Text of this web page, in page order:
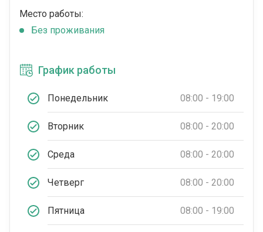
Место работы:
Без проживания
График работы
Понедельник 08:00 - 19:00
Вторник 08:00 - 20:00
Среда 08:00 - 20:00
Четверг 08:00 - 20:00
Пятница 08:00 - 19:00